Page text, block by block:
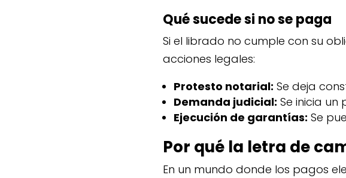
Qué sucede si no se paga
Si el librado no cumple con su
acciones legales:
Protesto notarial: Se deja
Demanda judicial: Se inicia
Ejecución de garantías: Se
Por qué la letra de
En un mundo donde los pagos